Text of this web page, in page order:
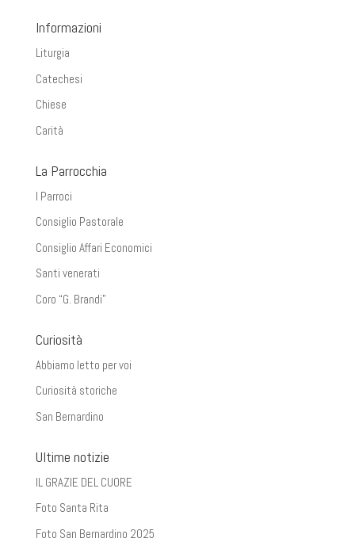
Informazioni
Liturgia
Catechesi
Chiese
Carità
La Parrocchia
I Parroci
Consiglio Pastorale
Consiglio Affari Economici
Santi venerati
Coro “G. Brandi”
Curiosità
Abbiamo letto per voi
Curiosità storiche
San Bernardino
Ultime notizie
IL GRAZIE DEL CUORE
Foto Santa Rita
Foto San Bernardino 2025